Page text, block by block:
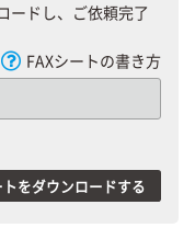
ードし、ご依頼完了
FAXシートの書き方
トをダウンロードする